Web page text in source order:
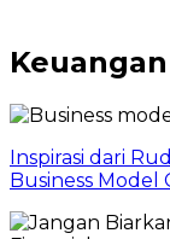
Keuangan
Inspirasi dari
Business Model